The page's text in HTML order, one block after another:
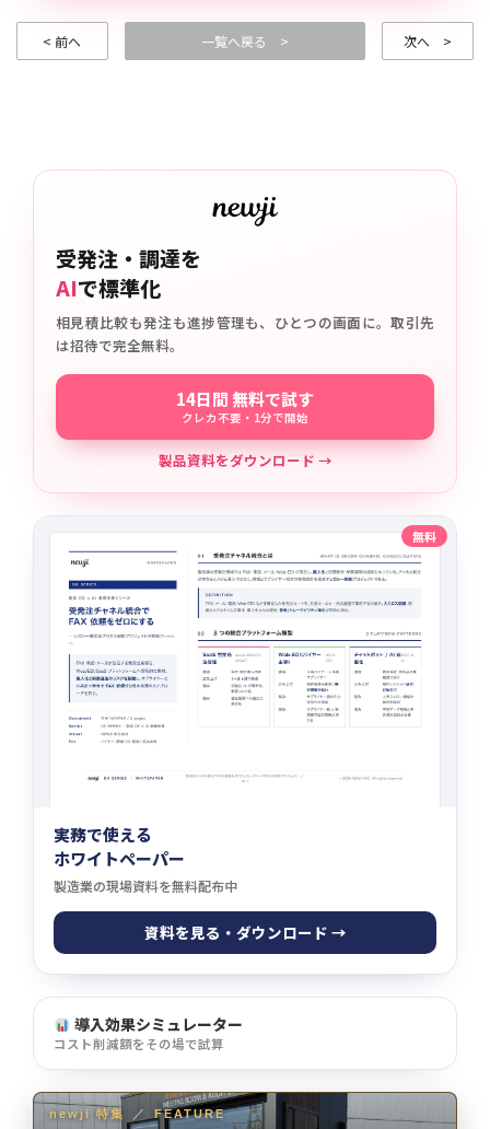
< 前へ 一覧へ戻る > 次へ >
受発注・調達を
AIで標準化
相見積比較も発注も進捗管理も、ひとつの画面に。取引先
は招待で完全無料。
14日間 無料で試す
クレカ不要・1分で開始
製品資料をダウンロード →
無料
実務で使える
ホワイトペーパー
製造業の現場資料を無料配布中
資料を見る・ダウンロード →
導入効果シミュレーター
コスト削減額をその場で試算
newji 特集 ／ FEATURE